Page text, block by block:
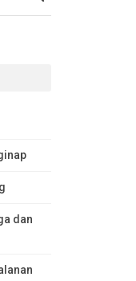
dan